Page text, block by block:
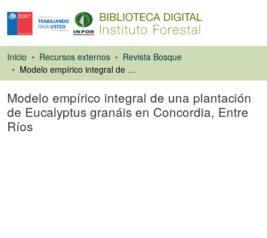
Inicio Recursos externos
Revista Bosque
Modelo empírico integral de una plantación de Eucalyptus granáis en Concordia, Entre Ríos
Modelo empírico integral de una plantación
de Eucalyptus granáis en Concordia, Entre
Ríos